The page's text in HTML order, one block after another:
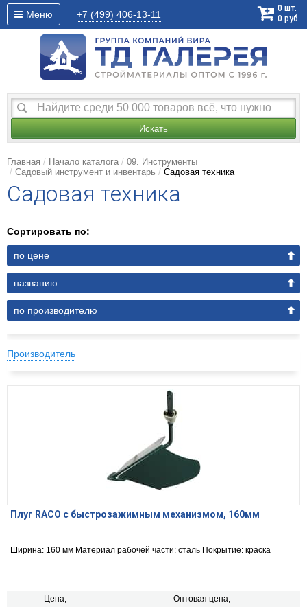
Меню +7 (499) 406-13-11
0 шт.
0 руб.
Искать
Главная Начало каталога
09. Инструменты
Садовый инструмент и инвентарь
Садовая техника
Садовая техника
Сортировать по:
по цене
названию
по производителю
Производитель
Плуг RACO с быстрозажимным механизмом, 160мм
Ширина: 160 мм Материал рабочей части: сталь Покрытие: краска
Цена, Оптовая цена,